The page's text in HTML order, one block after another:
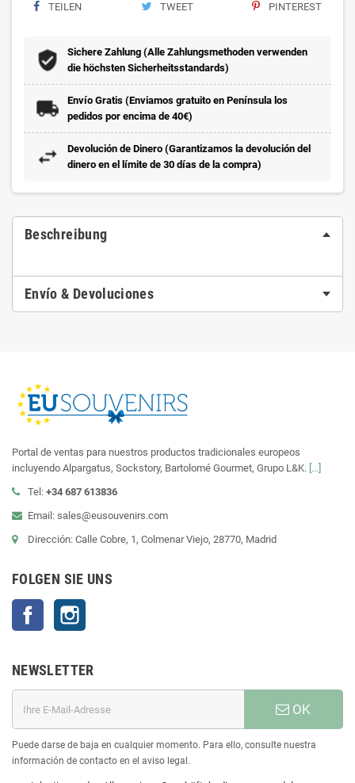
TEILEN TWEET PINTEREST
Sichere Zahlung (Alle Zahlungsmethoden verwenden
die höchsten Sicherheitsstandards)
Envío Gratis (Enviamos gratuito en Península los
pedidos por encima de 40€)
Devolución de Dinero (Garantizamos la devolución del
dinero en el límite de 30 días de la compra)
Beschreibung
Envío & Devoluciones
Portal de ventas para nuestros productos tradicionales europeos
incluyendo Alpargatus, Sockstory, Bartolomé Gourmet, Grupo L&K. [...]
Tel: +34 687 613836
Email: sales@eusouvenirs.com
Dirección: Calle Cobre, 1, Colmenar Viejo, 28770, Madrid
FOLGEN SIE UNS
Facebook
NEWSLETTER
OK
Puede darse de baja en cualquier momento. Para ello, consulte nuestra
información de contacto en el aviso legal.